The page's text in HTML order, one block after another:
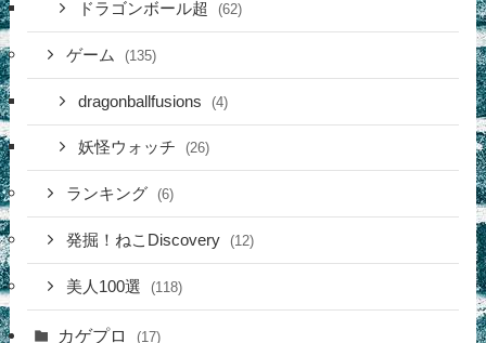
ドラゴンボール超 (62)
ゲーム (135)
dragonballfusions (4)
妖怪ウォッチ (26)
ランキング (6)
発掘！ねこDiscovery (12)
美人100選 (118)
カゲプロ (17)